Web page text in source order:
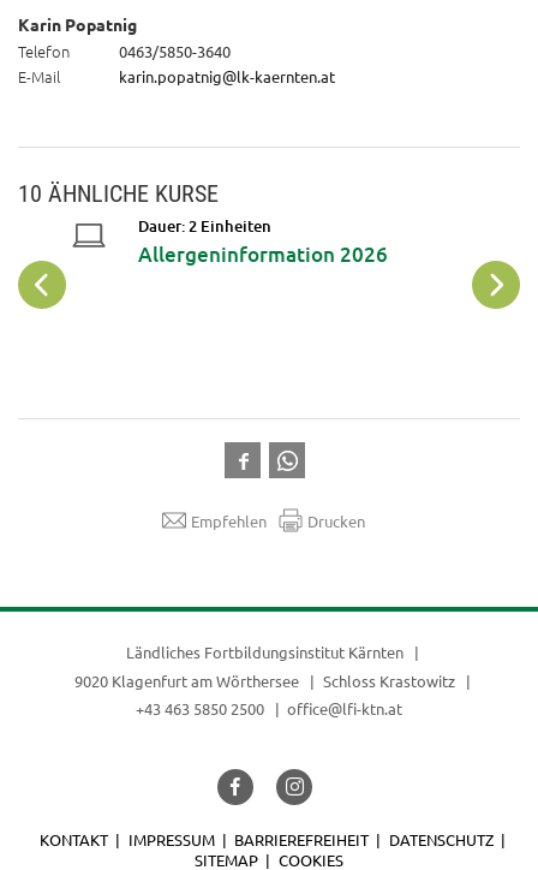
Karin Popatnig
Telefon 0463/5850-3640
E-Mail karin.popatnig@lk-kaernten.at
10 ÄHNLICHE KURSE
Dauer: 2 Einheiten
Allergeninformation 2026
Empfehlen Drucken
Ländliches Fortbildungsinstitut Kärnten
9020 Klagenfurt am Wörthersee
Schloss Krastowitz
+43 463 5850 2500
office@lfi-ktn.at
KONTAKT IMPRESSUM BARRIEREFREIHEIT
DATENSCHUTZ
SITEMAP
COOKIES